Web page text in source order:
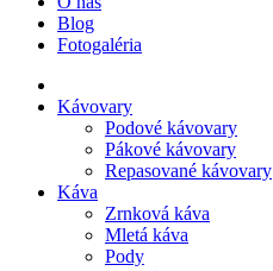
Blog
Fotogaléria
Kávovary
Podové kávovary
Pákové kávovary
Repasované kávovary
Káva
Zrnková káva
Mletá káva
Pody